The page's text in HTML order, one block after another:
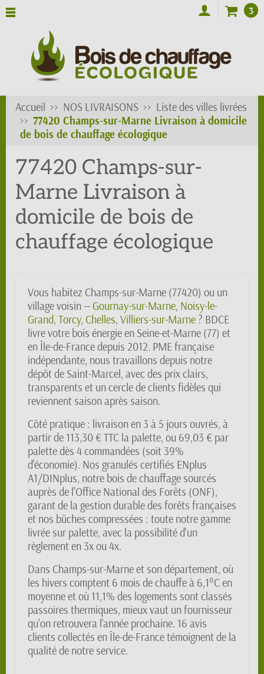
3
Accueil NOS LIVRAISONS
Liste des villes livrées
77420 Champs-sur-Marne Livraison à domicile
de bois de chauffage écologique
77420 Champs-sur-
Marne Livraison à
domicile de bois de
chauffage écologique
Vous habitez Champs-sur-Marne (77420) ou un
village voisin —Gournay-sur-Marne, Noisy-le-
Grand, Torcy, Chelles, Villiers-sur-Marne? BDCE
livre votre bois énergie en Seine-et-Marne (77) et
en Île-de-France depuis 2012. PME française
indépendante, nous travaillons depuis notre
dépôt de Saint-Marcel, avec des prix clairs,
transparents et un cercle de clients fidèles qui
reviennent saison après saison.
Côté pratique : livraison en 3 à 5 jours ouvrés, à
partir de 113,30 € TTC la palette, ou 69,03 € par
palette dès 4 commandées (soit 39%
d'économie). Nos granulés certifiés ENplus
A1/DINplus, notre bois de chauffage sourcés
auprès de l'Office National des Forêts (ONF),
garant de la gestion durable des forêts françaises
et nos bûches compressées : toute notre gamme
livrée sur palette, avec la possibilité d'un
règlement en 3x ou 4x.
Dans Champs-sur-Marne et son département, où
les hivers comptent 6 mois de chauffe à 6,1°C en
moyenne et où 11,1% des logements sont classés
passoires thermiques, mieux vaut un fournisseur
qu'on retrouvera l'année prochaine. 16 avis
clients collectés en Île-de-France témoignent de la
qualité de notre service.